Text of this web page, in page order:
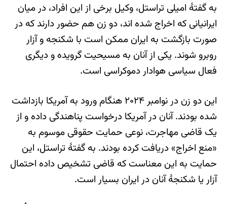
به گفتۀ امیلی تراستل، وکیل برخی از این افراد، در میان
ایرانیانی که اخراج شده اند، دو زن هم حضور دارند که در
صورت بازگشت به ایران ممکن است با شکنجه و آزار
روبرو شوند. یکی از آنان به مسیحیت گرویده و دیگری
فعال سیاسی هوادار دموکراسی است.
این دو زن در نوامبر ۲۰۲۴ هنگام ورود به آمریکا بازداشت
شده بودند. آنان در آمریکا درخواست پناهندگی داده و از
یک قاضی مهاجرت، نوعی حمایت حقوقی موسوم به
«منع اخراج» دریافت کرده بودند. به گفتۀ تراستل، این
حمایت به این معناست که قاضی تشخیص داده احتمال
آزار یا شکنجۀ آنان در ایران بسیار است.